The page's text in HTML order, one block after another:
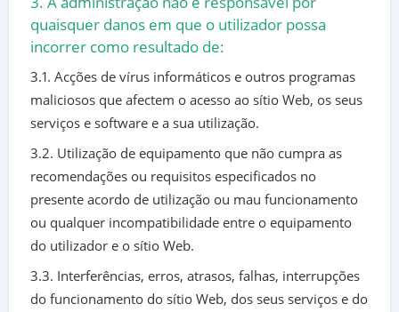
quaisquer danos em que o utilizador possa
incorrer como resultado de:
3.1. Acções de vírus informáticos e outros programas
maliciosos que afectem o acesso ao sítio Web, os seus
serviços e software e a sua utilização.
3.2. Utilização de equipamento que não cumpra as
recomendações ou requisitos especificados no
presente acordo de utilização ou mau funcionamento
ou qualquer incompatibilidade entre o equipamento
do utilizador e o sítio Web.
3.3. Interferências, erros, atrasos, falhas, interrupções
do funcionamento do sítio Web, dos seus serviços e do